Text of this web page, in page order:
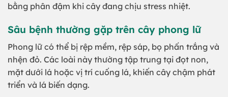
bằng phân đậm khi cây đang chịu stress nhiệt.
Sâu bệnh thường gặp trên cây phong lữ
Phong lữ có thể bị rệp mềm, rệp sáp, bọ phấn trắng và
nhện đỏ. Các loài này thường tập trung tại đọt non,
mặt dưới lá hoặc vị trí cuống lá, khiến cây chậm phát
triển và lá biến dạng.